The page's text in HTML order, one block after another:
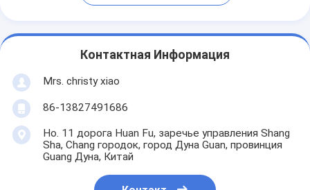
Контактная Информация
Mrs. christy xiao
86-13827491686
Но. 11 дорога Huan Fu, заречье управления Shang
Sha, Chang городок, город Дуна Guan, провинция
Guang Дуна, Китай